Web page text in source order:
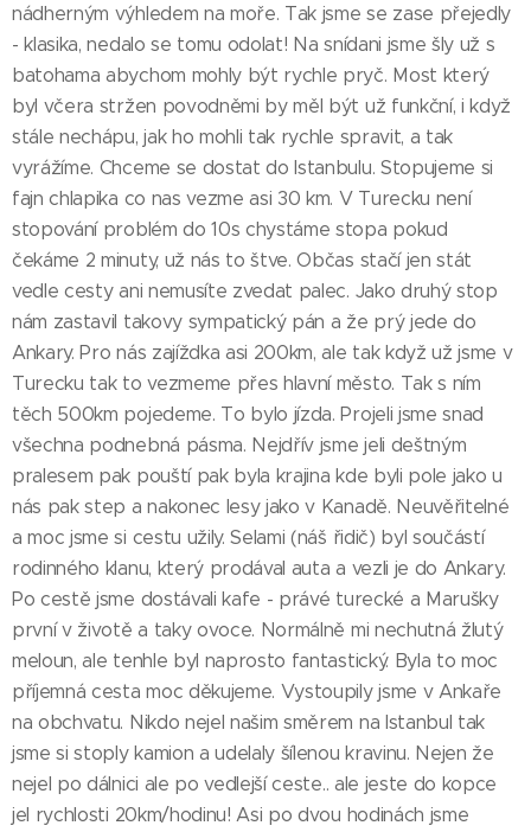
nádherným výhledem na moře. Tak jsme se zase přejedly
- klasika, nedalo se tomu odolat! Na snídani jsme šly už s
batohama abychom mohly být rychle pryč. Most který
byl včera stržen povodněmi by měl být už funkční, i když
stále nechápu, jak ho mohli tak rychle spravit, a tak
vyrážíme. Chceme se dostat do Istanbulu. Stopujeme si
fajn chlapika co nas vezme asi 30 km. V Turecku není
stopování problém do 10s chystáme stopa pokud
čekáme 2 minuty, už nás to štve. Občas stačí jen stát
vedle cesty ani nemusíte zvedat palec. Jako druhý stop
nám zastavil takovy sympatický pán a že prý jede do
Ankary. Pro nás zajíždka asi 200km, ale tak když už jsme v
Turecku tak to vezmeme přes hlavní město. Tak s ním
těch 500km pojedeme. To bylo jízda. Projeli jsme snad
všechna podnebná pásma. Nejdřív jsme jeli deštným
pralesem pak pouští pak byla krajina kde byli pole jako u
nás pak step a nakonec lesy jako v Kanadě. Neuvěřitelné
a moc jsme si cestu užily. Selami (náš řidič) byl součástí
rodinného klanu, který prodával auta a vezli je do Ankary.
Po cestě jsme dostávali kafe - právé turecké a Marušky
první v životě a taky ovoce. Normálně mi nechutná žlutý
meloun, ale tenhle byl naprosto fantastický. Byla to moc
příjemná cesta moc děkujeme. Vystoupily jsme v Ankaře
na obchvatu. Nikdo nejel našim směrem na Istanbul tak
jsme si stoply kamion a udelaly šílenou kravinu. Nejen že
nejel po dálnici ale po vedlejší ceste.. ale jeste do kopce
jel rychlosti 20km/hodinu! Asi po dvou hodinách jsme